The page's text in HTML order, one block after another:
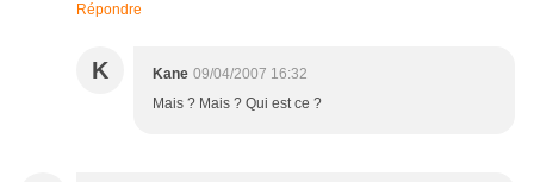
Répondre
K Kane 09/04/2007 16:32
Mais ? Mais ? Qui est ce ?